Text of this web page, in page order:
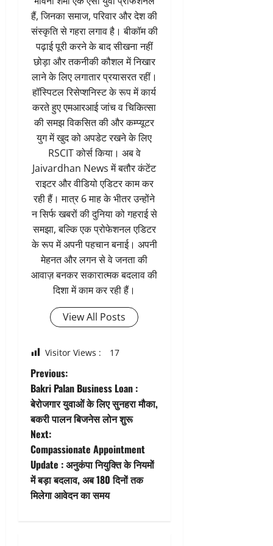
हैं, जिनका समाज, परिवार और देश की
संस्कृति से गहरा लगाव है। बीकॉम की
पढ़ाई पूरी करने के बाद सीखना नहीं
छोड़ा और तकनीकी कौशल में निखार
लाने के लिए लगातार प्रयासरत रहीं।
हॉस्पिटल रिसेप्शनिस्ट के रूप में कार्य
करते हुए एमआरआई जांच व चिकित्सा
की समझ विकसित की और कम्प्यूटर
युग में खुद को अपडेट रखने के लिए
RSCIT कोर्स किया। अब वे
Jaivardhan News में बतौर कंटेंट
राइटर और वीडियो एडिटर काम कर
रही हैं। मात्र 6 माह के भीतर उन्होंने
न सिर्फ खबरों की दुनिया को गहराई से
समझा, बल्कि एक प्रोफेशनल एडिटर
के रूप में अपनी पहचान बनाई। अपनी
मेहनत और लगन से वे जनता की
आवाज़ बनकर सकारात्मक बदलाव की
दिशा में काम कर रही हैं।
View All Posts
Visitor Views : 17
P
o
s
t
n
a
Previous:
Bakri Palan Business Loan :
बेरोजगार युवाओं के लिए सुनहरा मौका,
बकरी पालन बिजनेस लोन शुरू
Next:
Compassionate Appointment
Update : अनुकंपा नियुक्ति के नियमों
में बड़ा बदलाव, अब 180 दिनों तक
मिलेगा आवेदन का समय